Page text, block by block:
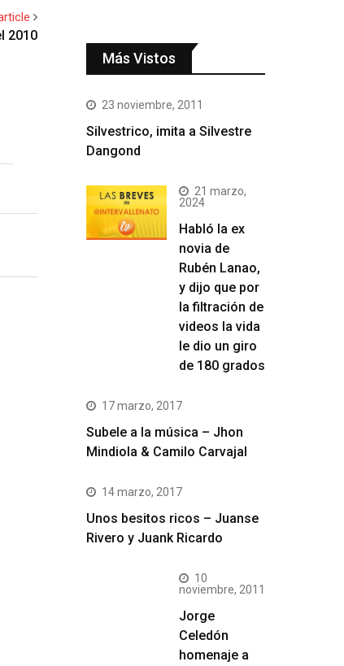
2010
Más Vistos
23 noviembre, 2011
Silvestrico, imita a Silvestre
Dangond
21 marzo,
2024
Habló la ex
novia de
Rubén Lanao,
y dijo que por
la filtración de
videos la vida
le dio un giro
de 180 grados
17 marzo, 2017
Subele a la música – Jhon
Mindiola & Camilo Carvajal
14 marzo, 2017
Unos besitos ricos – Juanse
Rivero y Juank Ricardo
10
noviembre, 2011
Jorge
Celedón
homenaje a